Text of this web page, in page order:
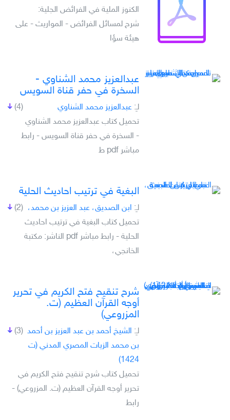
الكنوز الملية في الفرائض الجلية:
شرح لمسائل الفرائض - المواريث - على
هيئة سؤا
عبدالعزيز محمد الشناوي -
السخرة في حفر قناة السويس
(4) لـِ: عبدالعزيز محمد الشناوي
تحميل كتاب عبدالعزيز محمد الشناوي
- السخرة في حفر قناة السويس - رابط
مباشر pdf ط
البغية في ترتيب احاديث الحلية
(2) لـِ: ابن الصديق، عبد العزيز بن محمد،
تحميل كتاب البغية في ترتيب احاديث
الحلية - رابط مباشر pdf الناشر: مكتبة
الخانجي،
شرح تنقيح فتح الكريم في تحرير
أوجه القرآن العظيم (ت.
المزروعي)
(3) لـِ: الشيخ أحمد بن عبد العزيز بن أحمد
بن محمد الزيات المصري المدني (ت
1424)
تحميل كتاب شرح تنقيح فتح الكريم في
تحرير أوجه القرآن العظيم (ت. المزروعي) -
رابط